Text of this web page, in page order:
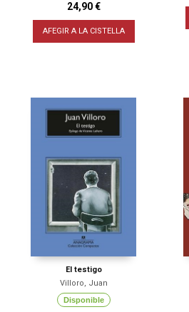
24,90 €
AFEGIR A LA CISTELLA
El testigo
Villoro, Juan
Disponible